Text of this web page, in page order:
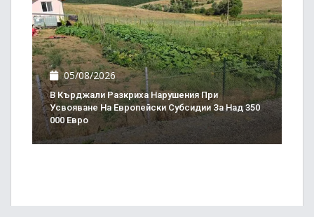
05/08/2026
В Кърджали Разкриха Нарушения При
Усвояване На Европейски Субсидии За Над 350
000 Евро